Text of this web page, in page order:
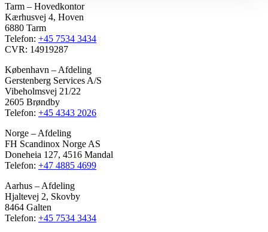
Tarm – Hovedkontor
Kærhusvej 4, Hoven
6880 Tarm
Telefon: +45 7534 3434
CVR: 14919287
København – Afdeling
Gerstenberg Services A/S
Vibeholmsvej 21/22
2605 Brøndby
Telefon: +45 4343 2026
Norge – Afdeling
FH Scandinox Norge AS
Doneheia 127, 4516 Mandal
Telefon: +47 4885 4699
Aarhus – Afdeling
Hjaltevej 2, Skovby
8464 Galten
Telefon: +45 7534 3434